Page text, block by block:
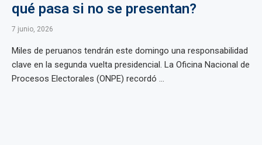
qué pasa si no se presentan?
7 junio, 2026
Miles de peruanos tendrán este domingo una responsabilidad
clave en la segunda vuelta presidencial. La Oficina Nacional de
Procesos Electorales (ONPE) recordó ...